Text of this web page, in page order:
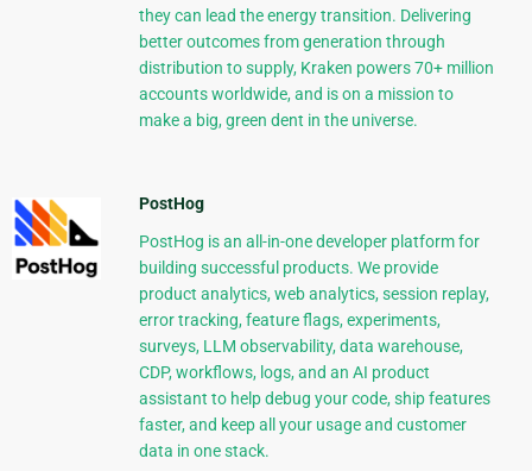
they can lead the energy transition. Delivering
better outcomes from generation through
distribution to supply, Kraken powers 70+ million
accounts worldwide, and is on a mission to
make a big, green dent in the universe.
PostHog
PostHog is an all-in-one developer platform for
building successful products. We provide
product analytics, web analytics, session replay,
error tracking, feature flags, experiments,
surveys, LLM observability, data warehouse,
CDP, workflows, logs, and an AI product
assistant to help debug your code, ship features
faster, and keep all your usage and customer
data in one stack.